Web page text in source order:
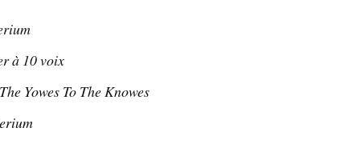
à 10 voix
Yowes To The Knowes